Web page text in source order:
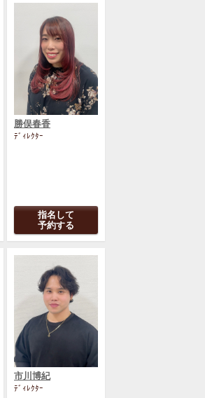
勝俣春香
ﾃﾞｨﾚｸﾀｰ
指名して
予約する
市川博紀
ﾃﾞｨﾚｸﾀｰ